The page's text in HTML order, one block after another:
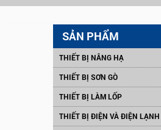
SẢN PHẨM
THIẾT BỊ NÂNG HẠ
THIẾT BỊ SƠN GÒ
THIẾT BỊ LÀM LỐP
THIẾT BỊ ĐIỆN VÀ ĐIỆN LẠNH